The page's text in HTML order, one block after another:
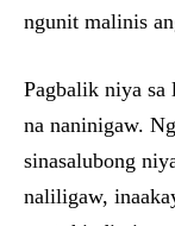
ngunit malinis
Pagbalik niya sa
na naninigaw.
sinasalubong
naliligaw,